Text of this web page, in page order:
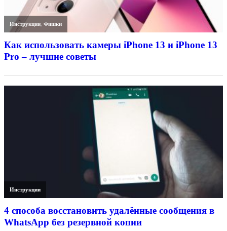
Инструкции,Фишки
Как использовать камеры iPhone 13 и iPhone 13
Pro – лучшие советы
Инструкции
4 способа восстановить удалённые сообщения в
WhatsApp без резервной копии